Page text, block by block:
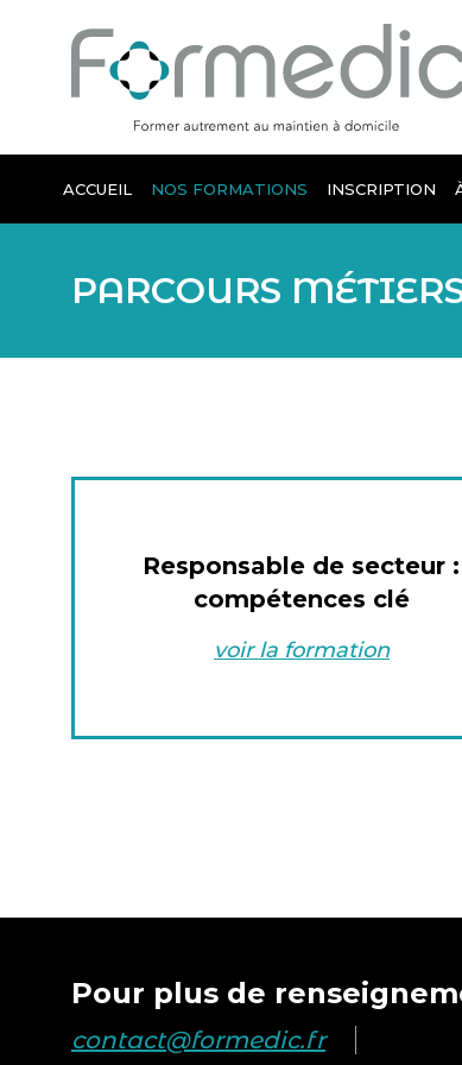
ACCUEIL NOS FORMATIONS INSCRIPTION
PARCOURS
Responsable de secteur :
compétences clé
voir la formation
Pour plus de
contact@formedic.fr